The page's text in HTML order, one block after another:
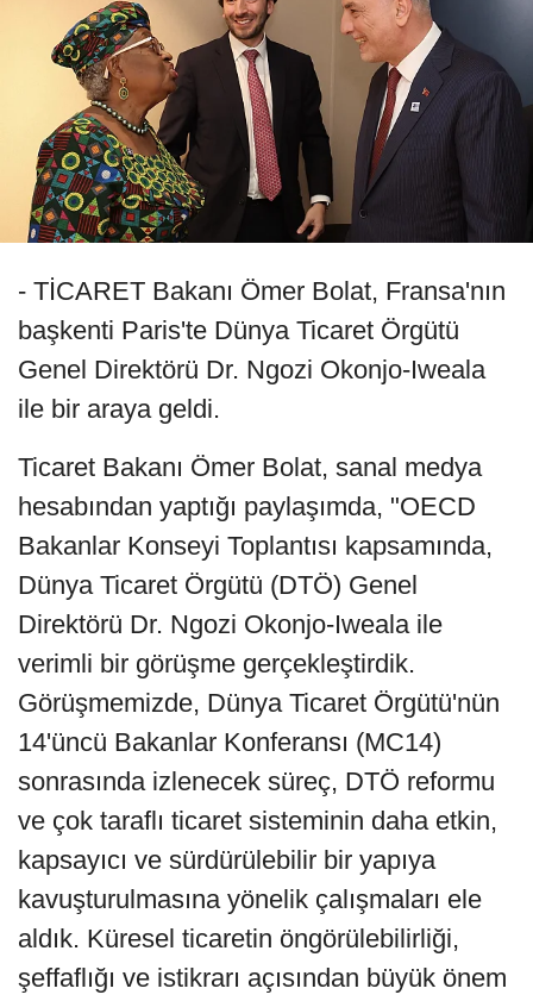
- TİCARET Bakanı Ömer Bolat, Fransa'nın
başkenti Paris'te Dünya Ticaret Örgütü
Genel Direktörü Dr. Ngozi Okonjo-Iweala
ile bir araya geldi.
Ticaret Bakanı Ömer Bolat, sanal medya
hesabından yaptığı paylaşımda, "OECD
Bakanlar Konseyi Toplantısı kapsamında,
Dünya Ticaret Örgütü (DTÖ) Genel
Direktörü Dr. Ngozi Okonjo-Iweala ile
verimli bir görüşme gerçekleştirdik.
Görüşmemizde, Dünya Ticaret Örgütü'nün
14'üncü Bakanlar Konferansı (MC14)
sonrasında izlenecek süreç, DTÖ reformu
ve çok taraflı ticaret sisteminin daha etkin,
kapsayıcı ve sürdürülebilir bir yapıya
kavuşturulmasına yönelik çalışmaları ele
aldık. Küresel ticaretin öngörülebilirliği,
şeffaflığı ve istikrarı açısından büyük önem